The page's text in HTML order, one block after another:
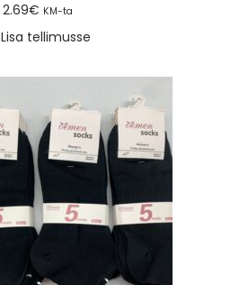
2.69€ KM-ta
Lisa tellimusse